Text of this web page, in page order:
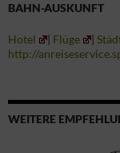
BAHN-AUSKUNFT
Hotel | Flüge |
http://
WEITERE